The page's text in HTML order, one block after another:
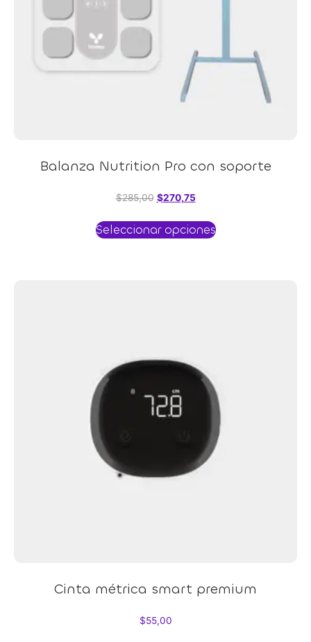
Balanza Nutrition Pro con soporte
$285,00 $270,75
Seleccionar opciones
Cinta métrica smart premium
$55,00